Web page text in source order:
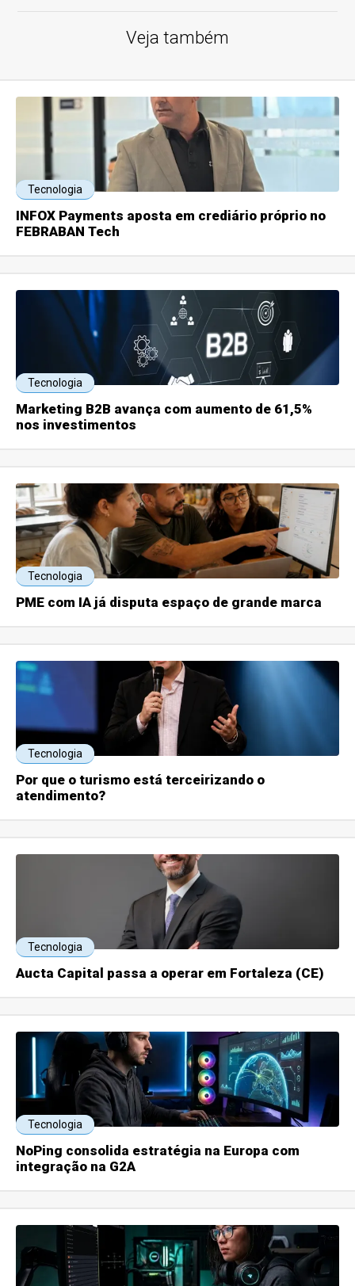
Veja também
Tecnologia
INFOX Payments aposta em crediário próprio no
FEBRABAN Tech
Tecnologia
Marketing B2B avança com aumento de 61,5%
nos investimentos
Tecnologia
PME com IA já disputa espaço de grande marca
Tecnologia
Por que o turismo está terceirizando o
atendimento?
Tecnologia
Aucta Capital passa a operar em Fortaleza (CE)
Tecnologia
NoPing consolida estratégia na Europa com
integração na G2A